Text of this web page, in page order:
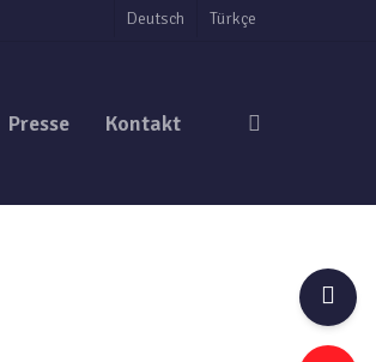
Deutsch Türkçe
Presse Kontakt